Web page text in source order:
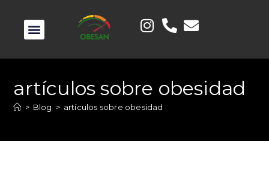
artículos sobre obesidad
> Blog > artículos sobre obesidad